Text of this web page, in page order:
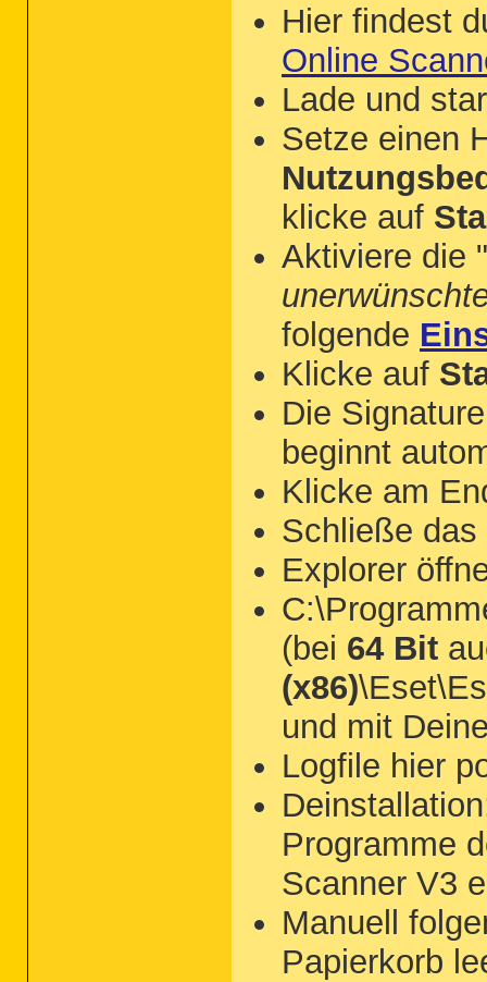
Hier findest
Online
Lade und
Setze einen
klicke auf
Aktiviere die "
folgende
Klicke auf
Die
beginnt
Klicke am
Schließe
Explorer
(bei 64 Bit
(x86)
und mit
Logfile hier
Programme
Scanner V3
Manuell
Papierkorb